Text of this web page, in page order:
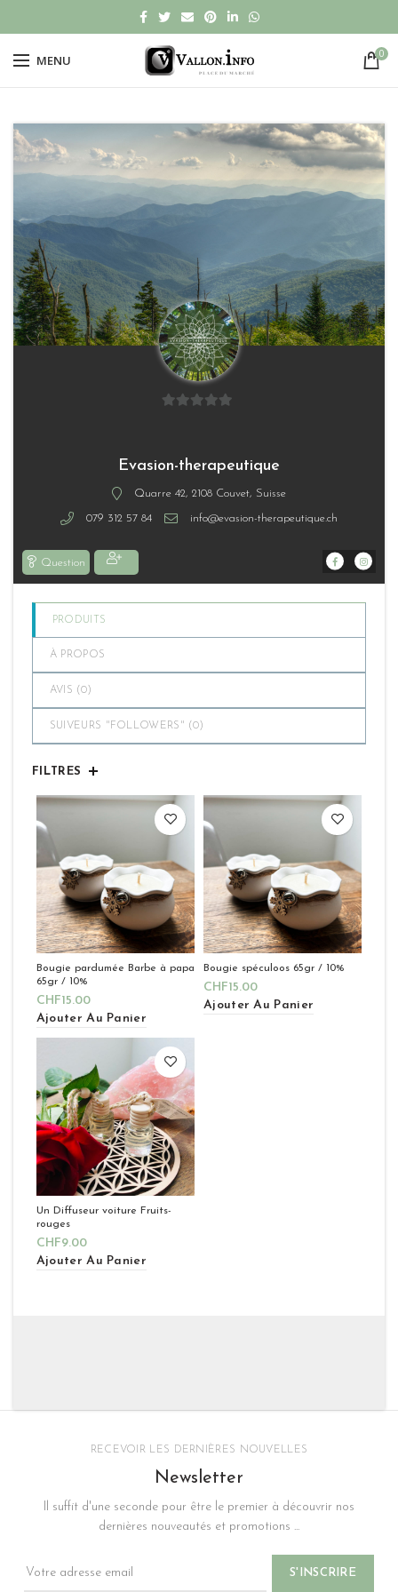
MENU 0
Evasion-therapeutique
Quarre 42, 2108 Couvet, Suisse
079 312 57 84 info@evasion-therapeutique.ch
Question
PRODUITS
À PROPOS
AVIS (0)
SUIVEURS "FOLLOWERS" (0)
FILTRES
Bougie pardumée Barbe à papa
65gr / 10%
CHF15.00
Ajouter Au Panier
Bougie spéculoos 65gr / 10%
CHF15.00
Ajouter Au Panier
Un Diffuseur voiture Fruits-
rouges
CHF9.00
Ajouter Au Panier
RECEVOIR LES DERNIÈRES NOUVELLES
Newsletter
Il suffit d'une seconde pour être le premier à découvrir nos
dernières nouveautés et promotions ...